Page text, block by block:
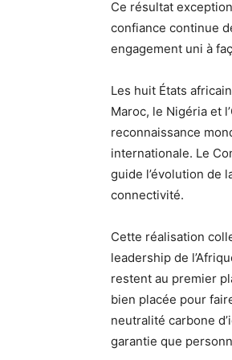
Ce résultat
confiance continue
engagement uni à
Les huit États
Maroc, le Nigéria et
reconnaissance
internationale. Le
guide l’évolution de
connectivité.
Cette réalisation
leadership de
restent au premier
bien placée pour
neutralité carbone
garantie que